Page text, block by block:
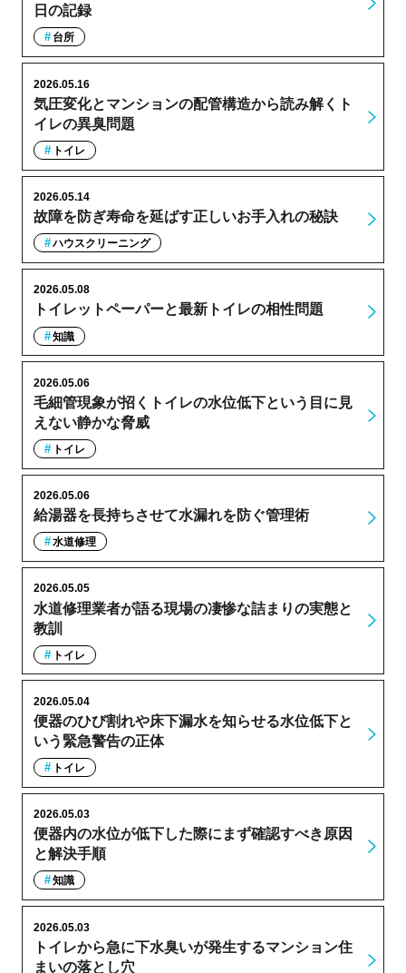
日の記録
台所
気圧変化とマンションの配管構造から読み解くト
イレの異臭問題
2026.05.16
トイレ
故障を防ぎ寿命を延ばす正しいお手入れの秘訣
2026.05.14
ハウスクリーニング
トイレットペーパーと最新トイレの相性問題
2026.05.08
知識
毛細管現象が招くトイレの水位低下という目に見
えない静かな脅威
2026.05.06
トイレ
給湯器を長持ちさせて水漏れを防ぐ管理術
2026.05.06
水道修理
水道修理業者が語る現場の凄惨な詰まりの実態と
教訓
2026.05.05
トイレ
便器のひび割れや床下漏水を知らせる水位低下と
いう緊急警告の正体
2026.05.04
トイレ
便器内の水位が低下した際にまず確認すべき原因
と解決手順
2026.05.03
知識
トイレから急に下水臭いが発生するマンション住
まいの落とし穴
2026.05.03